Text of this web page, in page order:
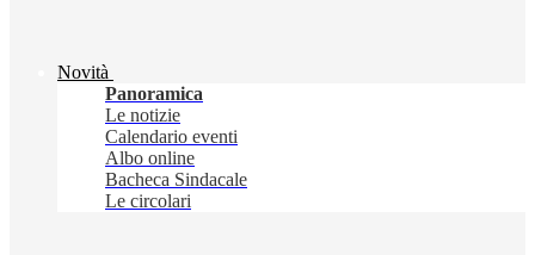
Novità
Panoramica
Le notizie
Calendario eventi
Albo online
Bacheca Sindacale
Le circolari